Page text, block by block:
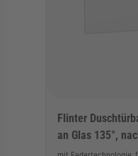
Flinter
an Glas 135°,